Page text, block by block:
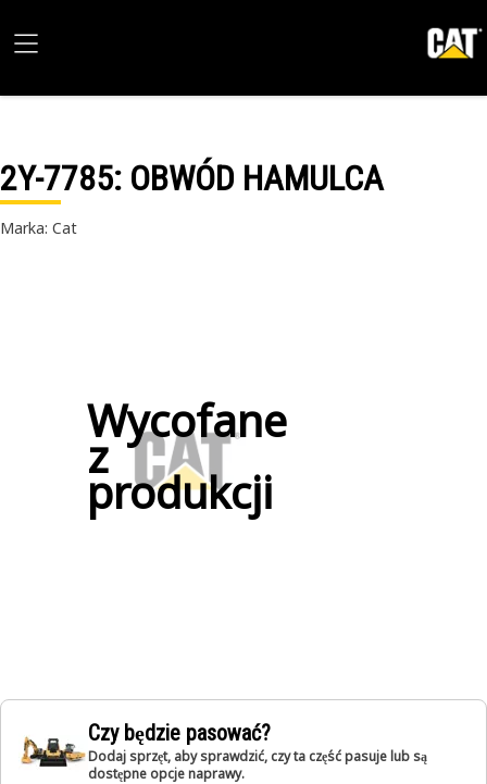
2Y-7785: OBWÓD HAMULCA
Marka: Cat
Wycofane
z
produkcji
Czy będzie pasować?
Dodaj sprzęt, aby sprawdzić, czy ta część pasuje lub są
dostępne opcje naprawy.